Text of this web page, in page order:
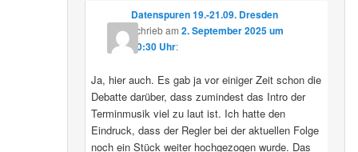
Datenspuren 19.-21.09. Dresden
schriebam 2. September 2025 um
10:30 Uhr:
Ja, hier auch. Es gab ja vor einiger Zeit schon die
Debatte darüber, dass zumindest das Intro der
Terminmusik viel zu laut ist. Ich hatte den
Eindruck, dass der Regler bei der aktuellen Folge
noch ein Stück weiter hochgezogen wurde. Das